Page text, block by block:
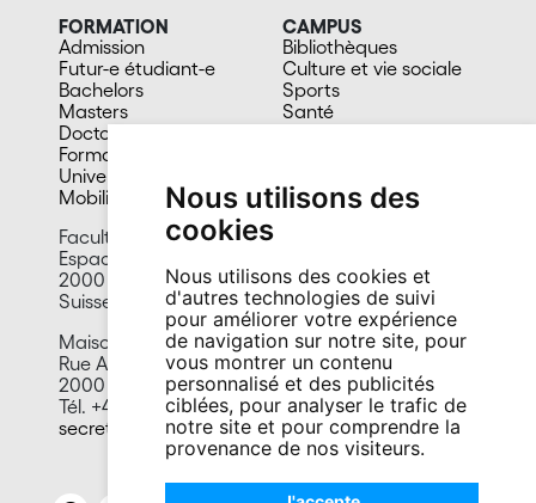
Nous utilisons des
cookies
Nous utilisons des cookies et
d'autres technologies de suivi
pour améliorer votre expérience
de navigation sur notre site, pour
vous montrer un contenu
personnalisé et des publicités
ciblées, pour analyser le trafic de
notre site et pour comprendre la
provenance de nos visiteurs.
FORMATION
Admission
Futur-e étudiant-e
Bachelors
Masters
Doctorat
Formation continue
Université du 3e âge
Mobilité
CAMPUS
Bibliothèques
Culture et vie sociale
Sports
Santé
Faculté des lettres et sciences humaines
Espace Tilo-Frey 1
2000 Neuchâtel
Suisse
Maison d’analyse des processus sociaux
Rue A.-L. Breguet 1
2000 Neuchâtel
Tél. +41 32 718 14 80
secretariat.maps@unine.ch